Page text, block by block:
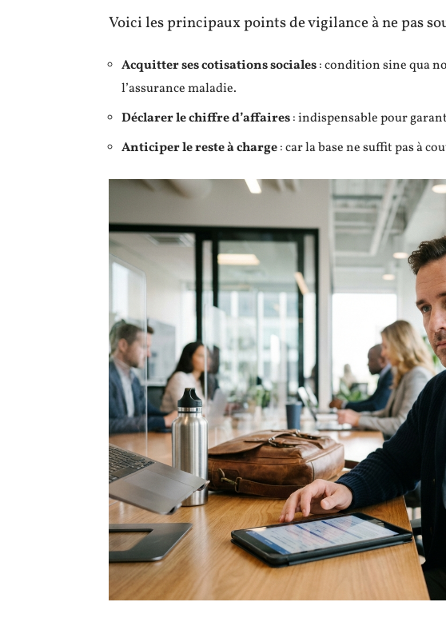
Voici les principaux points de vigilance à ne pas
Acquitter ses cotisations sociales: condition sine qua
l’assurance maladie.
Déclarer le chiffre d’affaires: indispensable pour
Anticiper le reste à charge: car la base ne suffit pas à